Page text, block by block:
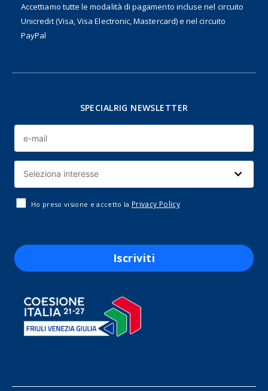
Accettiamo tutte le modalità di pagamento incluse nel circuito
Unicredit (Visa, Visa Electronic, Mastercard) e nel circuito
PayPal
SPECIALRIG NEWSLETTER
Ho preso visione e accetto la Privacy Policy
Iscriviti